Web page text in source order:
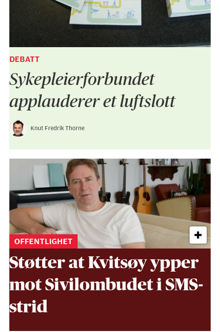
DEBATT
Sykepleier­forbundet
applauderer et luftslott
Knut Fredrik Thorne
OFFENTLIGHET
Støtter at Kvitsøy ypper
mot Sivil­ombudet i SMS-
strid